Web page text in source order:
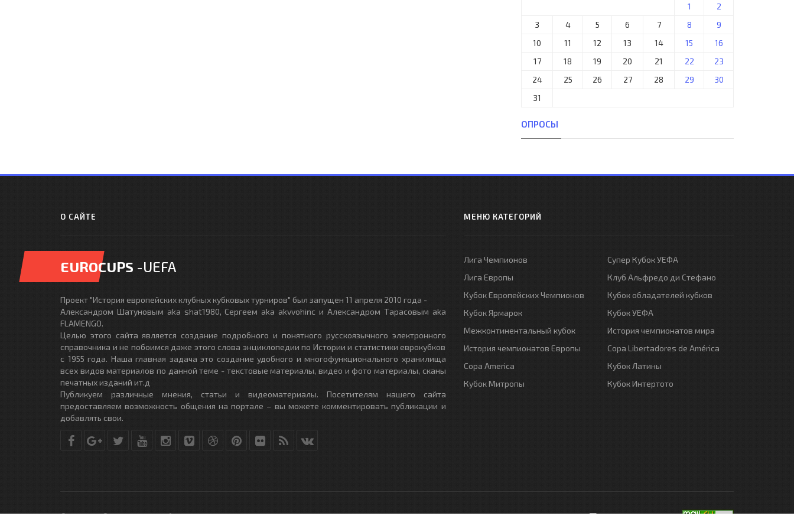
1
2
3
4 5 6 7 8
9
10
11 12 13 14 15
16
17
18 19 20 21 22
23
24
25 26 27 28 29
30
31
ОПРОСЫ
О САЙТЕ
EUROCUPS -UEFA
Проект "История европейских клубных кубковых турниров" был запущен 11 апреля 2010 года -
Александром Шатуновым aka shat1980, Сергеем aka akvvohinc и Александром Тарасовым aka
FLAMENGO.
Целью этого сайта является создание подробного и понятного русскоязычного электронного
справочника и не побоимся даже этого слова энциклопедии по Истории и статистики еврокубков
с 1955 года. Наша главная задача это создание удобного и многофункционального хранилища
всех видов материалов по данной теме - текстовые материалы, видео и фото материалы, сканы
печатных изданий ит.д
Публикуем различные мнения, статьи и видеоматериалы. Посетителям нашего сайта
предоставляем возможность общения на портале – вы можете комментировать публикации и
добавлять свои.
МЕНЮ КАТЕГОРИЙ
Лига Чемпионов
Лига Европы
Кубок Европейских Чемпионов
Кубок Ярмарок
Межконтинентальный кубок
История чемпионатов Европы
Copa America
Кубок Митропы
Супер Кубок УЕФА
Клуб Альфредо ди Стефано
Кубок обладателей кубков
Кубок УЕФА
История чемпионатов мира
Copa Libertadores de América
Кубок Латины
Кубок Интертото
© Copyright © 2010-2017. Разработано студиейDLE-THEME.RU- All Rights Reserved.